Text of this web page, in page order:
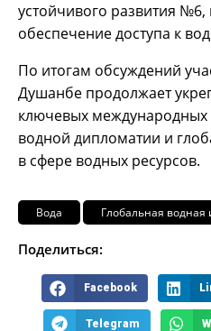
устойчивого развития
обеспечение доступа к
По итогам обсуждений
Душанбе продолжает
ключевых
водной дипломатии и
в сфере водных ресурсов.
Вода Глобальная
Поделиться:
Facebook
Telegram